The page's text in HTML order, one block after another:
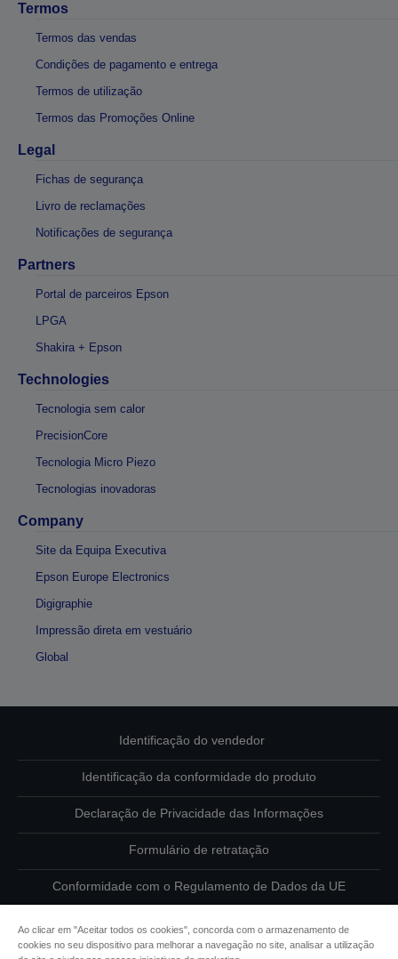
Termos
Termos das vendas
Condições de pagamento e entrega
Termos de utilização
Termos das Promoções Online
Legal
Fichas de segurança
Livro de reclamações
Notificações de segurança
Partners
Portal de parceiros Epson
LPGA
Shakira + Epson
Technologies
Tecnologia sem calor
PrecisionCore
Tecnologia Micro Piezo
Tecnologias inovadoras
Company
Site da Equipa Executiva
Epson Europe Electronics
Digigraphie
Impressão direta em vestuário
Global
Identificação do vendedor
Identificação da conformidade do produto
Declaração de Privacidade das Informações
Formulário de retratação
Conformidade com o Regulamento de Dados da UE
Ao clicar em "Aceitar todos os cookies", concorda com o armazenamento de
cookies no seu dispositivo para melhorar a navegação no site, analisar a utilização